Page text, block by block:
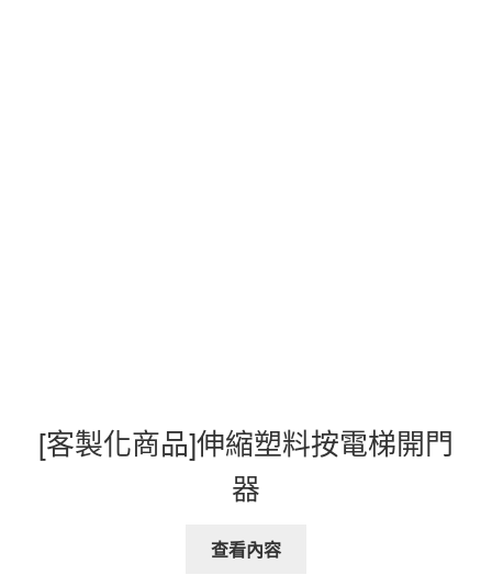
[客製化商品]伸縮塑料按電梯開門
器
查看內容